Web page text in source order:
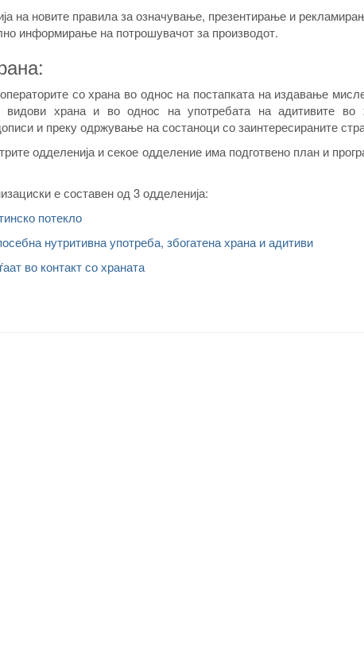
на новите правила за означување, презентирање и
информирање на потрошувачот за производот.
со храна во однос на постапката на издавање
видови храна и во однос на употребата на адитивите во
и преку одржување на состаноци со заинтересираните
одделенија и секое одделение има подготвено план и
е составен од 3 одделенија:
потекло
нутритивна употреба, збогатена храна и адитиви
во контакт со храната